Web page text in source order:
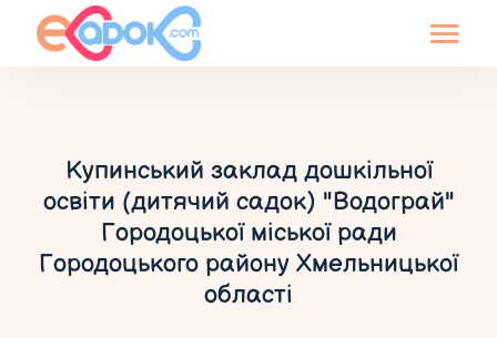
Купинський заклад дошкільної
освіти (дитячий садок) "Водограй"
Городоцької міської ради
Городоцького району Хмельницької
області